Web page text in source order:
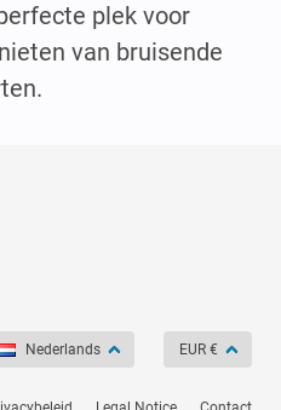
plek voor
van bruisende
Nederlands EUR €